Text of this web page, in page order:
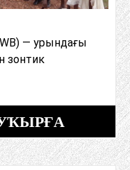
— урындағы
зонтик